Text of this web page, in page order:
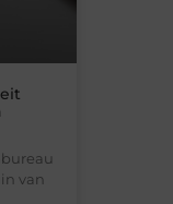
van